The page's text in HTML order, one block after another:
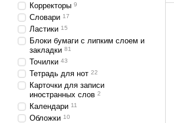
Корректоры 9
Словари 17
Ластики 15
Блоки бумаги с липким слоем и
закладки 81
Точилки 43
Тетрадь для нот 22
Карточки для записи
иностранных слов 2
Календари 11
Обложки 10